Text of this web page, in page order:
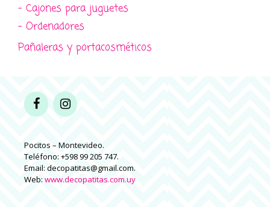
- Cajones para juguetes
- Ordenadores
Pañaleras y portacosméticos
Pocitos – Montevideo.
Teléfono: +598 99 205 747.
Email: decopatitas@gmail.com.
Web: www.decopatitas.com.uy